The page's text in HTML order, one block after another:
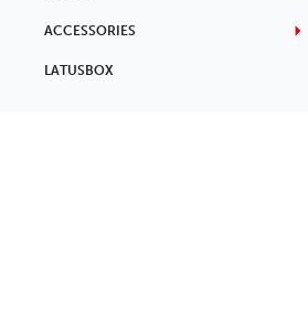
ACCESSORIES
LATUSBOX